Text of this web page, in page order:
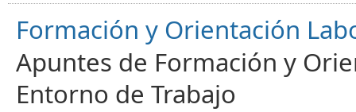
Formación y Orientación
Apuntes de Formación y
Entorno de Trabajo